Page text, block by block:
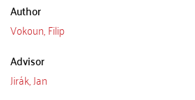
Author
Vokoun, Filip
Advisor
Jirák, Jan